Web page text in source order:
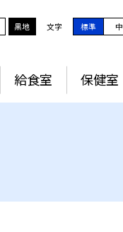
黒地 文字 標準 中
給食室 保健室